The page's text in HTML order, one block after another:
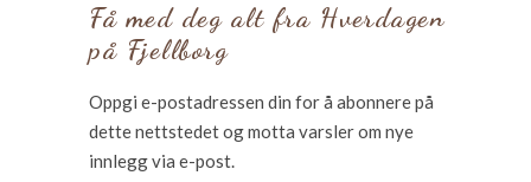
Få med deg alt fra Hverdagen
på Fjellborg
Oppgi e-postadressen din for å abonnere på
dette nettstedet og motta varsler om nye
innlegg via e-post.